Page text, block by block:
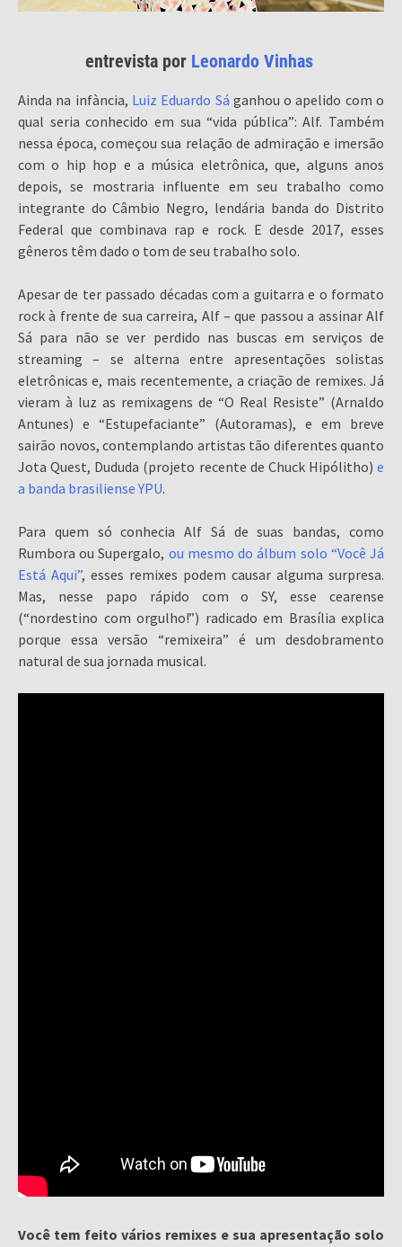
entrevista por Leonardo Vinhas
Ainda na infància, Luiz Eduardo Sá ganhou o apelido com o
qual seria conhecido em sua “vida pública”: Alf. Também
nessa época, começou sua relação de admiração e imersão
com o hip hop e a música eletrônica, que, alguns anos
depois, se mostraria influente em seu trabalho como
integrante do Câmbio Negro, lendária banda do Distrito
Federal que combinava rap e rock. E desde 2017, esses
gêneros têm dado o tom de seu trabalho solo.
Apesar de ter passado décadas com a guitarra e o formato
rock à frente de sua carreira, Alf – que passou a assinar Alf
Sá para não se ver perdido nas buscas em serviços de
streaming – se alterna entre apresentações solistas
eletrônicas e, mais recentemente, a criação de remixes. Já
vieram à luz as remixagens de “O Real Resiste” (Arnaldo
Antunes) e “Estupefaciante” (Autoramas), e em breve
sairão novos, contemplando artistas tão diferentes quanto
Jota Quest, Dududa (projeto recente de Chuck Hipólitho) e
a banda brasiliense YPU.
Para quem só conhecia Alf Sá de suas bandas, como
Rumbora ou Supergalo, ou mesmo do álbum solo “Você Já
Está Aqui”, esses remixes podem causar alguma surpresa.
Mas, nesse papo rápido com o SY, esse cearense
(“nordestino com orgulho!”) radicado em Brasília explica
porque essa versão “remixeira” é um desdobramento
natural de sua jornada musical.
Você tem feito vários remixes e sua apresentação solo